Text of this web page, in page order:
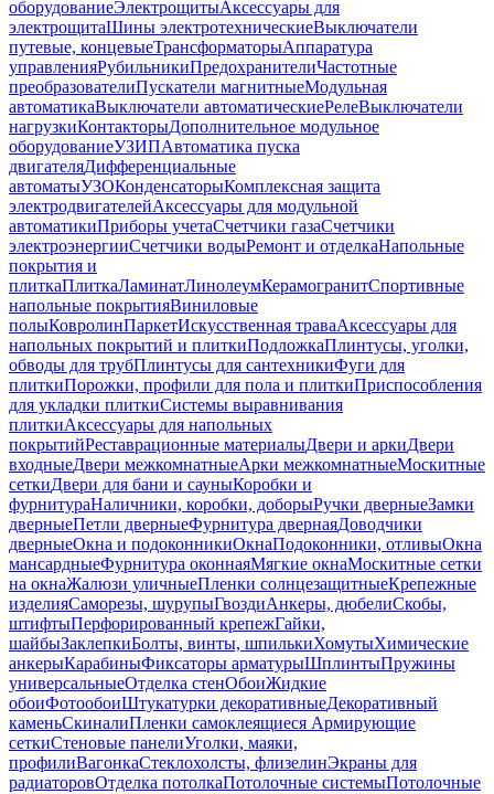
оборудованиеЭлектрощитыАксессуары для
электрощитаШины электротехническиеВыключатели
путевые, концевыеТрансформаторыАппаратура
управленияРубильникиПредохранителиЧастотные
преобразователиПускатели магнитныеМодульная
автоматикаВыключатели автоматическиеРелеВыключатели
нагрузкиКонтакторыДополнительное модульное
оборудованиеУЗИПАвтоматика пуска
двигателяДифференциальные
автоматыУЗОКонденсаторыКомплексная защита
электродвигателейАксессуары для модульной
автоматикиПриборы учетаСчетчики газаСчетчики
электроэнергииСчетчики водыРемонт и отделкаНапольные
покрытия и
плиткаПлиткаЛаминатЛинолеумКерамогранитСпортивные
напольные покрытияВиниловые
полыКовролинПаркетИскусственная траваАксессуары для
напольных покрытий и плиткиПодложкаПлинтусы, уголки,
обводы для трубПлинтусы для сантехникиФуги для
плиткиПорожки, профили для пола и плиткиПриспособления
для укладки плиткиСистемы выравнивания
плиткиАксессуары для напольных
покрытийРеставрационные материалыДвери и аркиДвери
входныеДвери межкомнатныеАрки межкомнатныеМоскитные
сеткиДвери для бани и сауныКоробки и
фурнитураНаличники, коробки, доборыРучки дверныеЗамки
дверныеПетли дверныеФурнитура двернаяДоводчики
дверныеОкна и подоконникиОкнаПодоконники, отливыОкна
мансардныеФурнитура оконнаяМягкие окнаМоскитные сетки
на окнаЖалюзи уличныеПленки солнцезащитныеКрепежные
изделияСаморезы, шурупыГвоздиАнкеры, дюбелиСкобы,
штифтыПерфорированный крепежГайки,
шайбыЗаклепкиБолты, винты, шпилькиХомутыХимические
анкерыКарабиныФиксаторы арматурыШплинтыПружины
универсальныеОтделка стенОбоиЖидкие
обоиФотообоиШтукатурки декоративныеДекоративный
каменьСкиналиПленки самоклеящиеся Армирующие
сеткиСтеновые панелиУголки, маяки,
профилиВагонкаСтеклохолсты, флизелинЭкраны для
радиаторовОтделка потолкаПотолочные системыПотолочные